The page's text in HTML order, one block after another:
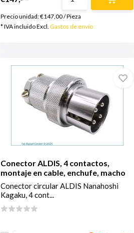
Precio unidad:€147,00/Pieza
* IVA incluido Excl. Gastos de envío
Conector ALDIS, 4 contactos,
montaje en cable, enchufe, macho
Conector circular ALDIS Nanahoshi
Kagaku, 4 cont...